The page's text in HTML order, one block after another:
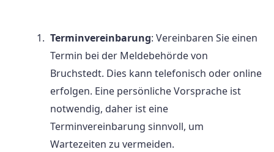
Terminvereinbarung: Vereinbaren Sie einen
Termin bei der Meldebehörde von
Bruchstedt. Dies kann telefonisch oder online
erfolgen. Eine persönliche Vorsprache ist
notwendig, daher ist eine
Terminvereinbarung sinnvoll, um
Wartezeiten zu vermeiden.